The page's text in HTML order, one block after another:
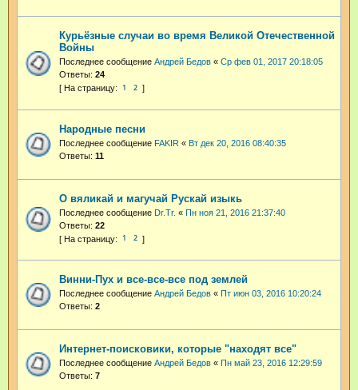
Курьёзные случаи во время Великой Отечественной
Войны
Последнее сообщение Андрей Бедов « Ср фев 01, 2017 20:18:05
Ответы: 24
1 2
Народные песни
Последнее сообщение FAKIR « Вт дек 20, 2016 08:40:35
Ответы: 11
О вяликай и магучай Рускай изыкь
Последнее сообщение Dr.Tr. « Пн ноя 21, 2016 21:37:40
Ответы: 22
1 2
Винни-Пух и все-все-все под землей
Последнее сообщение Андрей Бедов « Пт июн 03, 2016 10:20:24
Ответы: 2
Интернет-поисковики, которые "находят все"
Последнее сообщение Андрей Бедов « Пн май 23, 2016 12:29:59
Ответы: 7